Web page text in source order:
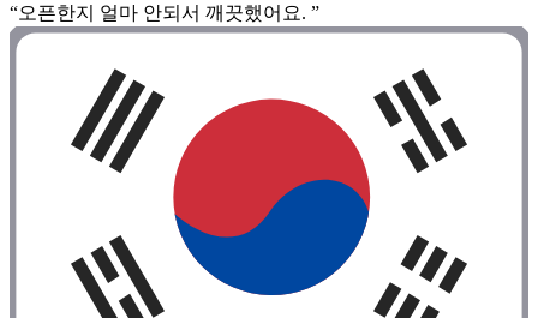
“오픈한지 얼마 안되서 깨끗했어요. ”